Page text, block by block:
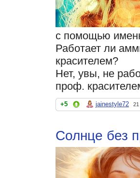
с помощью
Работает ли
красителем?
Нет, увы, не
проф.
+5 jainestyle72 21
Солнце без